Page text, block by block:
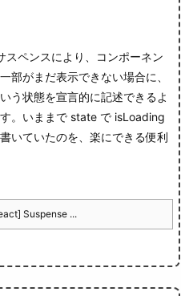
スペンスにより、コンポーネン
部がまだ表示できない場合に、
う状態を宣言的に記述できるよ
。 いままで state で isLoading
いていたのを、楽にできる便利
Suspense ...